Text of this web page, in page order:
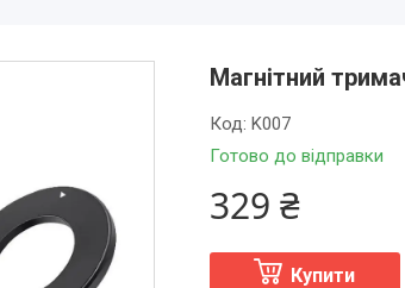
Магнітний
Готово до відправки
Код: K007
329 ₴
Купити